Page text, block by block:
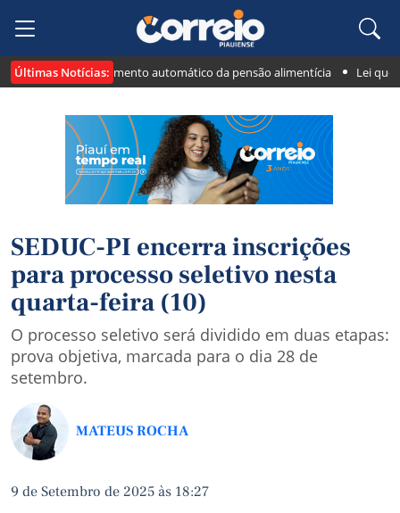
Últimas Notícias:
funcionar o pagamento automático da pensão alimentícia Lei que
SEDUC-PI encerra inscrições
para processo seletivo nesta
quarta-feira (10)
O processo seletivo será dividido em duas etapas:
prova objetiva, marcada para o dia 28 de
setembro.
MATEUS ROCHA
9 de Setembro de 2025 às 18:27